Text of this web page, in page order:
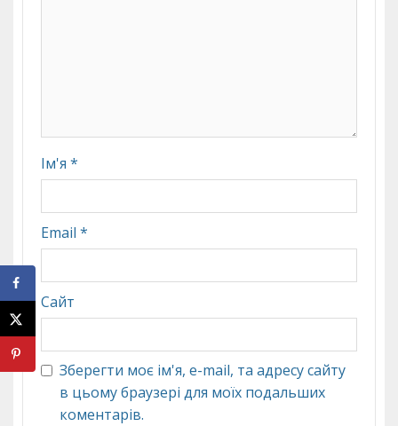
Ім'я *
Email *
Сайт
Зберегти моє ім'я, e-mail, та адресу сайту
в цьому браузері для моїх подальших
коментарів.